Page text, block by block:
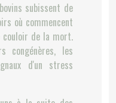
subissent de
où commencent
de la mort.
congénères, les
d'un stress